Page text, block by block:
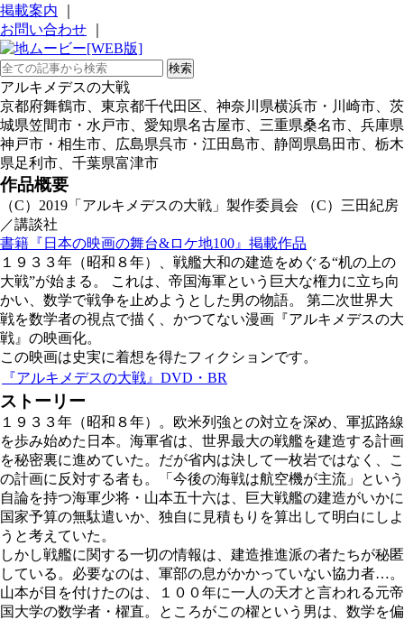
掲載案内
お問い合わせ
アルキメデスの大戦
京都府舞鶴市、東京都千代田区、神奈川県横浜市・川崎市、茨
城県笠間市・水戸市、愛知県名古屋市、三重県桑名市、兵庫県
神戸市・相生市、広島県呉市・江田島市、静岡県島田市、栃木
県足利市、千葉県富津市
作品概要
（C）2019「アルキメデスの大戦」製作委員会 （C）三田紀房
／講談社
書籍『日本の映画の舞台&ロケ地100』掲載作品
１９３３年（昭和８年）、戦艦大和の建造をめぐる“机の上の
大戦”が始まる。 これは、帝国海軍という巨大な権力に立ち向
かい、数学で戦争を止めようとした男の物語。 第二次世界大
戦を数学者の視点で描く、かつてない漫画『アルキメデスの大
戦』の映画化。
この映画は史実に着想を得たフィクションです。
『アルキメデスの大戦』DVD・BR
ストーリー
１９３３年（昭和８年）。欧米列強との対立を深め、軍拡路線
を歩み始めた日本。海軍省は、世界最大の戦艦を建造する計画
を秘密裏に進めていた。だが省内は決して一枚岩ではなく、こ
の計画に反対する者も。「今後の海戦は航空機が主流」という
自論を持つ海軍少将・山本五十六は、巨大戦艦の建造がいかに
国家予算の無駄遣いか、独自に見積もりを算出して明白にしよ
うと考えていた。
しかし戦艦に関する一切の情報は、建造推進派の者たちが秘匿
している。必要なのは、軍部の息がかかっていない協力者…。
山本が目を付けたのは、１００年に一人の天才と言われる元帝
国大学の数学者・櫂直。ところがこの櫂という男は、数学を偏